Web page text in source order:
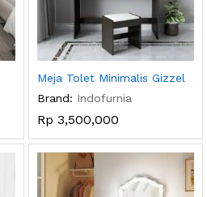
Meja Tolet Minimalis Gizzel
Brand: Indofurnia
Rp 3,500,000